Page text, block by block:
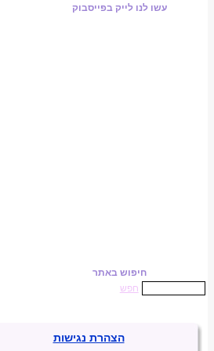
עשו לנו לייק בפייסבוק
חיפוש באתר
חפש
הצהרת נגישות